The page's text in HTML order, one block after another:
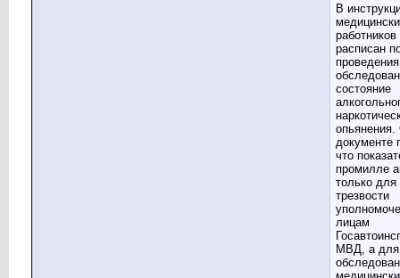
В
работников
расписан
проведения
состояние
документе
что
промилле
только для
трезвости
лицам
МВД, а для